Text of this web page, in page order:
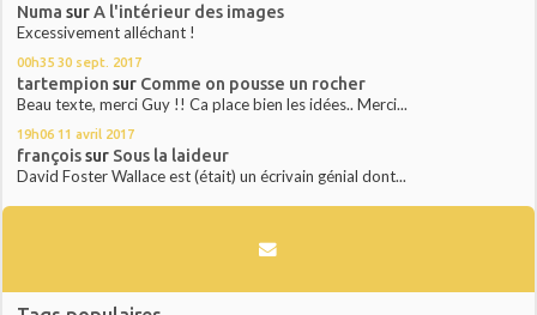
Numa surA l'intérieur des images
Excessivement alléchant !
00h35 30 sept. 2017
tartempion sur Comme on pousse un rocher
Beau texte, merci Guy !! Ca place bien les idées.. Merci...
19h06 11 avril 2017
françoissur Sous la laideur
David Foster Wallace est (était) un écrivain génial dont...